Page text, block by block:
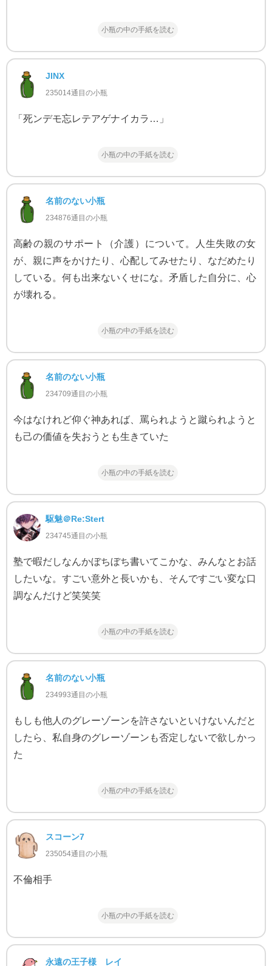
小瓶の中の手紙を読む
JINX
235014通目の小瓶
「死ンデモ忘レテアゲナイカラ…」
小瓶の中の手紙を読む
名前のない小瓶
234876通目の小瓶
高齢の親のサポート（介護）について。人生失敗の女
が、親に声をかけたり、心配してみせたり、なだめたり
している。何も出来ないくせにな。矛盾した自分に、心
が壊れる。
小瓶の中の手紙を読む
名前のない小瓶
234709通目の小瓶
今はなけれど仰ぐ神あれば、罵られようと蹴られようと
も己の価値を失おうとも生きていた
小瓶の中の手紙を読む
駆魅＠Re:Stert
234745通目の小瓶
塾で暇だしなんかぼちぼち書いてこかな、みんなとお話
したいな。すごい意外と長いかも、そんですごい変な口
調なんだけど笑笑笑
小瓶の中の手紙を読む
名前のない小瓶
234993通目の小瓶
もしも他人のグレーゾーンを許さないといけないんだと
したら、私自身のグレーゾーンも否定しないで欲しかっ
た
小瓶の中の手紙を読む
スコーン7
235054通目の小瓶
不倫相手
小瓶の中の手紙を読む
永遠の王子様 レイ